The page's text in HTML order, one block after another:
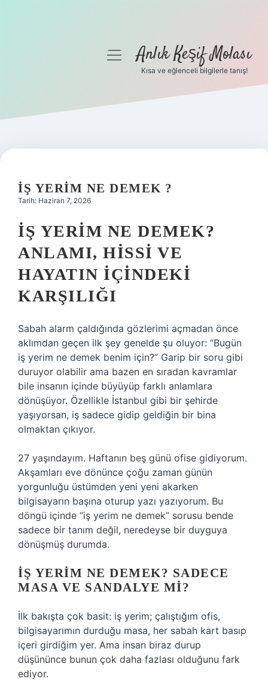
Gizlilik Politikası
Yasal Uyarı
menüyüAnlık Keşif Molası
Kısa ve eğlenceli bilgilerle tanış!
İŞ YERIM NE DEMEK ?
Tarih: Haziran 7, 2026
İŞ YERIM NE DEMEK?
ANLAMI, HISSI VE
HAYATIN IÇINDEKI
KARŞILIĞI
Sabah alarm çaldığında gözlerimi açmadan önce
aklımdan geçen ilk şey genelde şu oluyor: “Bugün
iş yerim ne demek benim için?” Garip bir soru gibi
duruyor olabilir ama bazen en sıradan kavramlar
bile insanın içinde büyüyüp farklı anlamlara
dönüşüyor. Özellikle İstanbul gibi bir şehirde
yaşıyorsan, iş sadece gidip geldiğin bir bina
olmaktan çıkıyor.
27 yaşındayım. Haftanın beş günü ofise gidiyorum.
Akşamları eve dönünce çoğu zaman günün
yorgunluğu üstümden yeni yeni akarken
bilgisayarın başına oturup yazı yazıyorum. Bu
döngü içinde “iş yerim ne demek” sorusu bende
sadece bir tanım değil, neredeyse bir duyguya
dönüşmüş durumda.
İŞ YERIM NE DEMEK? SADECE
MASA VE SANDALYE MI?
İlk bakışta çok basit: iş yerim; çalıştığım ofis,
bilgisayarımın durduğu masa, her sabah kart basıp
içeri girdiğim yer. Ama insan biraz durup
düşününce bunun çok daha fazlası olduğunu fark
ediyor.